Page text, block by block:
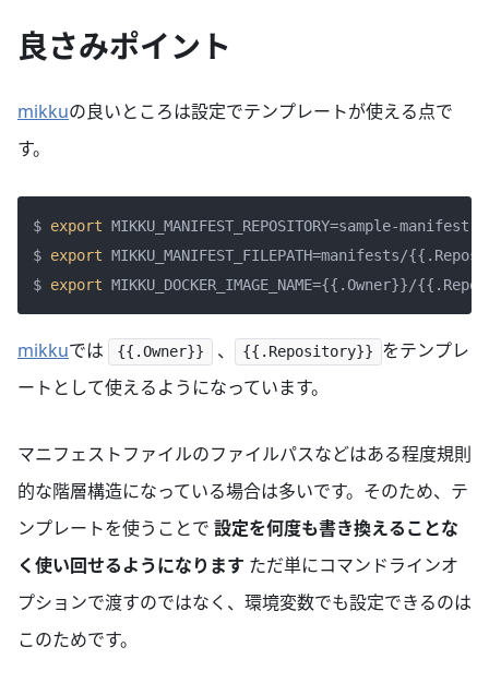
良さみポイント
mikkuの良いところは設定でテンプレートが使える点で
す。
$ export MIKKU_MANIFEST_REPOSITORY=sample-
$ export MIKKU_MANIFEST_FILEPATH=manifests/
$ export
mikkuでは {{.Owner}} 、 {{.Repository}}
をテンプレ
ートとして使えるようになっています。
マニフェストファイルのファイルパスなどはある程度規則
的な階層構造になっている場合は多いです。そのため、テ
ンプレートを使うことで 設定を何度も書き換えることな
く使い回せるようになります ただ単にコマンドラインオ
プションで渡すのではなく、環境変数でも設定できるのは
このためです。